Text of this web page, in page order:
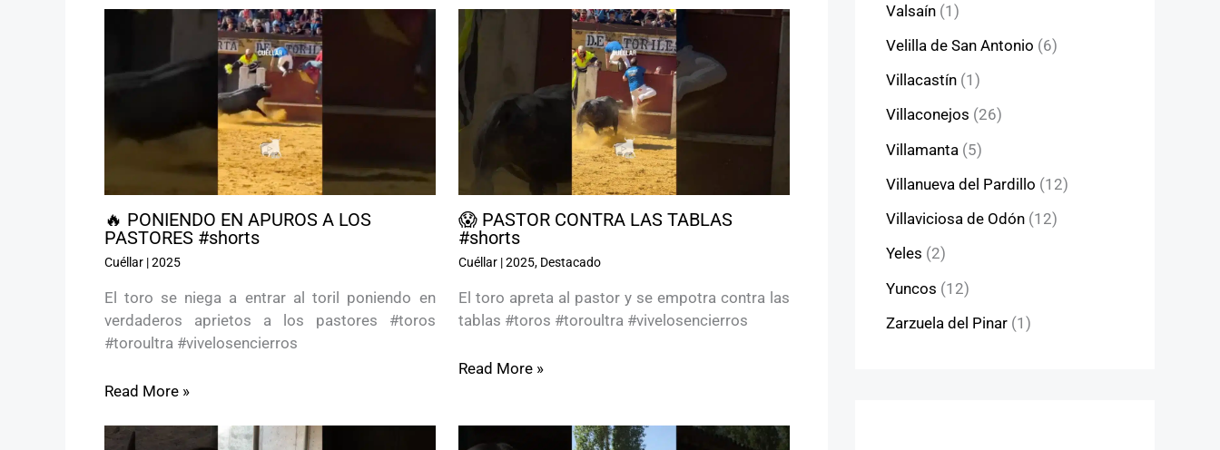
🔥 PONIENDO EN APUROS A LOS
PASTORES #shorts
Cuéllar|2025
El toro se niega a entrar al toril poniendo en
verdaderos aprietos a los pastores #toros
#toroultra #vivelosencierros
Read More »
😱 PASTOR CONTRA LAS TABLAS
#shorts
Cuéllar|2025, Destacado
El toro apreta al pastor y se empotra contra las
tablas #toros #toroultra #vivelosencierros
Read More »
Valsaín (1)
Velilla de San Antonio (6)
Villacastín (1)
Villaconejos (26)
Villamanta (5)
Villanueva del Pardillo (12)
Villaviciosa de Odón (12)
Yeles (2)
Yuncos (12)
Zarzuela del Pinar (1)